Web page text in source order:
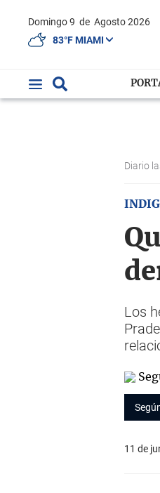
Domingo 9 de Agosto 2026
83°F MIAMI
Diario
Los
11 de